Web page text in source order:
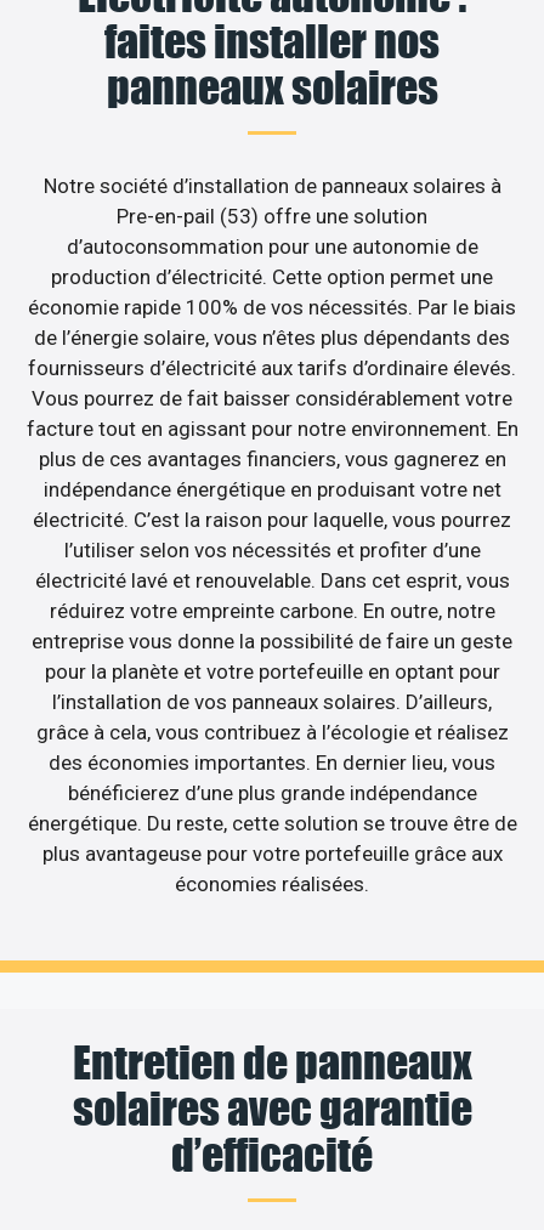
faites installer nos
panneaux solaires
Notre société d’installation de panneaux solaires à
Pre-en-pail (53) offre une solution
d’autoconsommation pour une autonomie de
production d’électricité. Cette option permet une
économie rapide 100% de vos nécessités. Par le biais
de l’énergie solaire, vous n’êtes plus dépendants des
fournisseurs d’électricité aux tarifs d’ordinaire élevés.
Vous pourrez de fait baisser considérablement votre
facture tout en agissant pour notre environnement. En
plus de ces avantages financiers, vous gagnerez en
indépendance énergétique en produisant votre net
électricité. C’est la raison pour laquelle, vous pourrez
l’utiliser selon vos nécessités et profiter d’une
électricité lavé et renouvelable. Dans cet esprit, vous
réduirez votre empreinte carbone. En outre, notre
entreprise vous donne la possibilité de faire un geste
pour la planète et votre portefeuille en optant pour
l’installation de vos panneaux solaires. D’ailleurs,
grâce à cela, vous contribuez à l’écologie et réalisez
des économies importantes. En dernier lieu, vous
bénéficierez d’une plus grande indépendance
énergétique. Du reste, cette solution se trouve être de
plus avantageuse pour votre portefeuille grâce aux
économies réalisées.
Entretien de panneaux
solaires avec garantie
d’efficacité